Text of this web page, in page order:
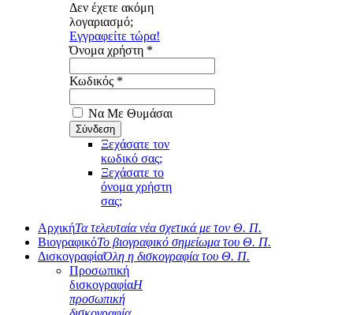
Δεν έχετε ακόμη
λογαριασμό;
Εγγραφείτε τώρα!
Όνομα χρήστη *
Κωδικός *
Να Με Θυμάσαι
Ξεχάσατε τον
κωδικό σας;
Ξεχάσατε το
όνομα χρήστη
σας;
ΑρχικήΤα τελευταία νέα σχετικά με τον Θ. Π.
ΒιογραφικόΤο βιογραφικό σημείωμα του Θ. Π.
ΔισκογραφίαΌλη η δισκογραφία του Θ. Π.
Προσωπική
δισκογραφίαΗ
προσωπική